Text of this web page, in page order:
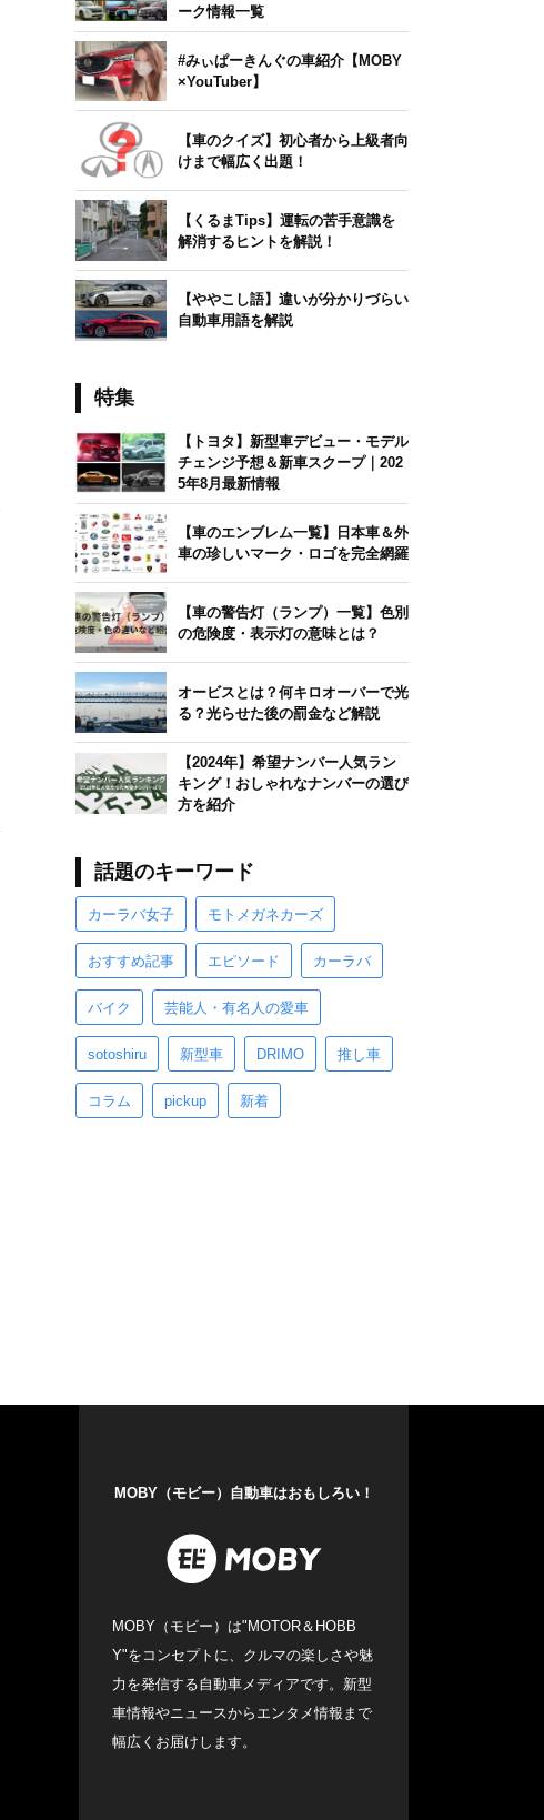
ーク情報一覧
#みぃぱーきんぐの車紹介【MOBY
×YouTuber】
【車のクイズ】初心者から上級者向
けまで幅広く出題！
【くるまTips】運転の苦手意識を
解消するヒントを解説！
【ややこし語】違いが分かりづらい
自動車用語を解説
特集
【トヨタ】新型車デビュー・モデル
チェンジ予想＆新車スクープ｜202
5年8月最新情報
【車のエンブレム一覧】日本車＆外
車の珍しいマーク・ロゴを完全網羅
【車の警告灯（ランプ）一覧】色別
の危険度・表示灯の意味とは？
オービスとは？何キロオーバーで光
る？光らせた後の罰金など解説
【2024年】希望ナンバー人気ラン
キング！おしゃれなナンバーの選び
方を紹介
話題のキーワード
カーラバ女子 モトメガネカーズ
おすすめ記事 エピソード カーラバ
バイク 芸能人・有名人の愛車
sotoshiru 新型車 DRIMO 推し車
コラム pickup 新着
MOBY（モビー）自動車はおもしろい！
MOBY（モビー）は"MOTOR＆HOBB
Y"をコンセプトに、クルマの楽しさや魅
力を発信する自動車メディアです。新型
車情報やニュースからエンタメ情報まで
幅広くお届けします。